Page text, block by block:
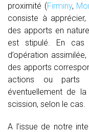
proximité (Firminy,
consiste à
des apports en
est stipulé. En cas
d’opération
des apports
actions ou parts
éventuellement de
scission, selon le cas.
A l’issue de notre